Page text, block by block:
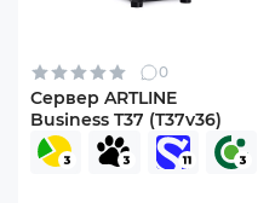
0
Сервер ARTLINE
Business T37 (T37v36)